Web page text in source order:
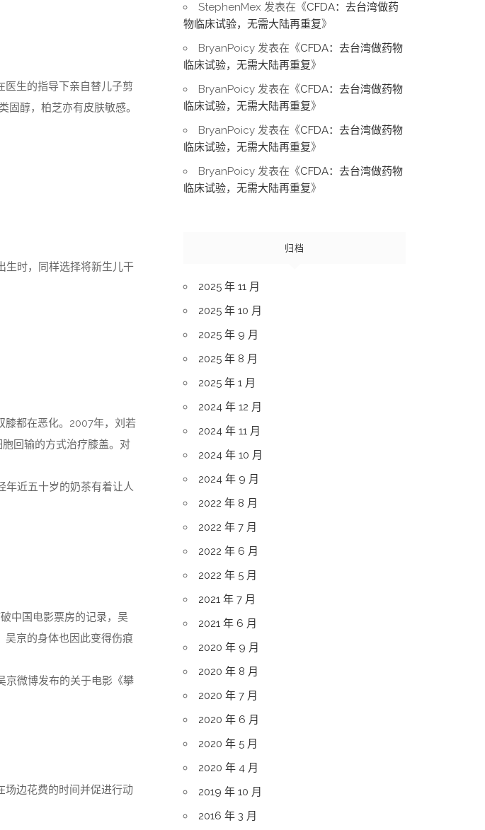
医生的指导下亲自替儿子剪
固醇，柏芝亦有皮肤敏感。
生时，同样选择将新生儿干
膝都在恶化。2007年，刘若
回输的方式治疗膝盖。对
年近五十岁的奶茶有着让人
中国电影票房的记录，吴
吴京的身体也因此变得伤痕
京微博发布的关于电影《攀
场边花费的时间并促进行动
StephenMex 发表在《CFDA：去台湾做药
物临床试验，无需大陆再重复》
BryanPoicy 发表在《CFDA：去台湾做药物
临床试验，无需大陆再重复》
BryanPoicy 发表在《CFDA：去台湾做药物
临床试验，无需大陆再重复》
BryanPoicy 发表在《CFDA：去台湾做药物
临床试验，无需大陆再重复》
BryanPoicy 发表在《CFDA：去台湾做药物
临床试验，无需大陆再重复》
归档
2025 年 11 月
2025 年 10 月
2025 年 9 月
2025 年 8 月
2025 年 1 月
2024 年 12 月
2024 年 11 月
2024 年 10 月
2024 年 9 月
2022 年 8 月
2022 年 7 月
2022 年 6 月
2022 年 5 月
2021 年 7 月
2021 年 6 月
2020 年 9 月
2020 年 8 月
2020 年 7 月
2020 年 6 月
2020 年 5 月
2020 年 4 月
2019 年 10 月
2016 年 3 月